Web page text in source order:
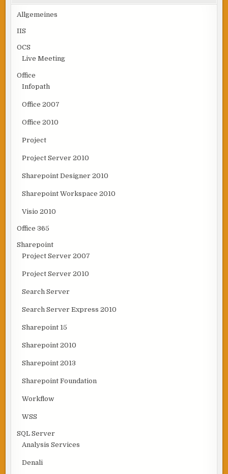
Allgemeines
IIS
OCS
Live Meeting
Office
Infopath
Office 2007
Office 2010
Project
Project Server 2010
Sharepoint Designer 2010
Sharepoint Workspace 2010
Visio 2010
Office 365
Sharepoint
Project Server 2007
Project Server 2010
Search Server
Search Server Express 2010
Sharepoint 15
Sharepoint 2010
Sharepoint 2013
Sharepoint Foundation
Workflow
WSS
SQL Server
Analysis Services
Denali